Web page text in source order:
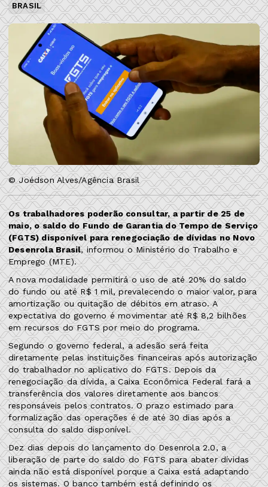
BRASIL
© Joédson Alves/Agência Brasil
Os trabalhadores poderão consultar, a partir de 25 de
maio, o saldo do Fundo de Garantia do Tempo de Serviço
(FGTS) disponível para renegociação de dívidas no Novo
Desenrola Brasil, informou o Ministério do Trabalho e
Emprego (MTE).
A nova modalidade permitirá o uso de até 20% do saldo
do fundo ou até R$ 1 mil, prevalecendo o maior valor, para
amortização ou quitação de débitos em atraso. A
expectativa do governo é movimentar até R$ 8,2 bilhões
em recursos do FGTS por meio do programa.
Segundo o governo federal, a adesão será feita
diretamente pelas instituições financeiras após autorização
do trabalhador no aplicativo do FGTS. Depois da
renegociação da dívida, a Caixa Econômica Federal fará a
transferência dos valores diretamente aos bancos
responsáveis pelos contratos. O prazo estimado para
formalização das operações é de até 30 dias após a
consulta do saldo disponível.
Dez dias depois do lançamento do Desenrola 2.0, a
liberação de parte do saldo do FGTS para abater dívidas
ainda não está disponível porque a Caixa está adaptando
os sistemas. O banco também está definindo os